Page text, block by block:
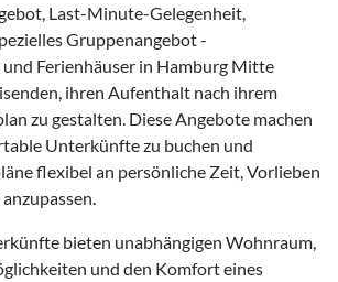
Last-Minute-Gelegenheit,
Gruppenangebot -
Ferienhäuser in Hamburg Mitte
ihren Aufenthalt nach ihrem
zu gestalten. Diese Angebote machen
Unterkünfte zu buchen und
flexibel an persönliche Zeit, Vorlieben
bieten unabhängigen Wohnraum,
und den Komfort eines